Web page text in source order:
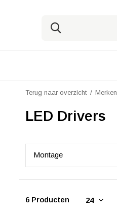
Terug naar overzicht Merken
LED Drivers
Montage
6 Producten